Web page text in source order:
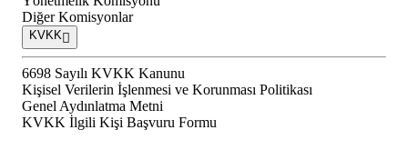
Diğer Komisyonlar
KVKK
6698 Sayılı KVKK Kanunu
Kişisel Verilerin İşlenmesi ve Korunması Politikası
Genel Aydınlatma Metni
KVKK İlgili Kişi Başvuru Formu